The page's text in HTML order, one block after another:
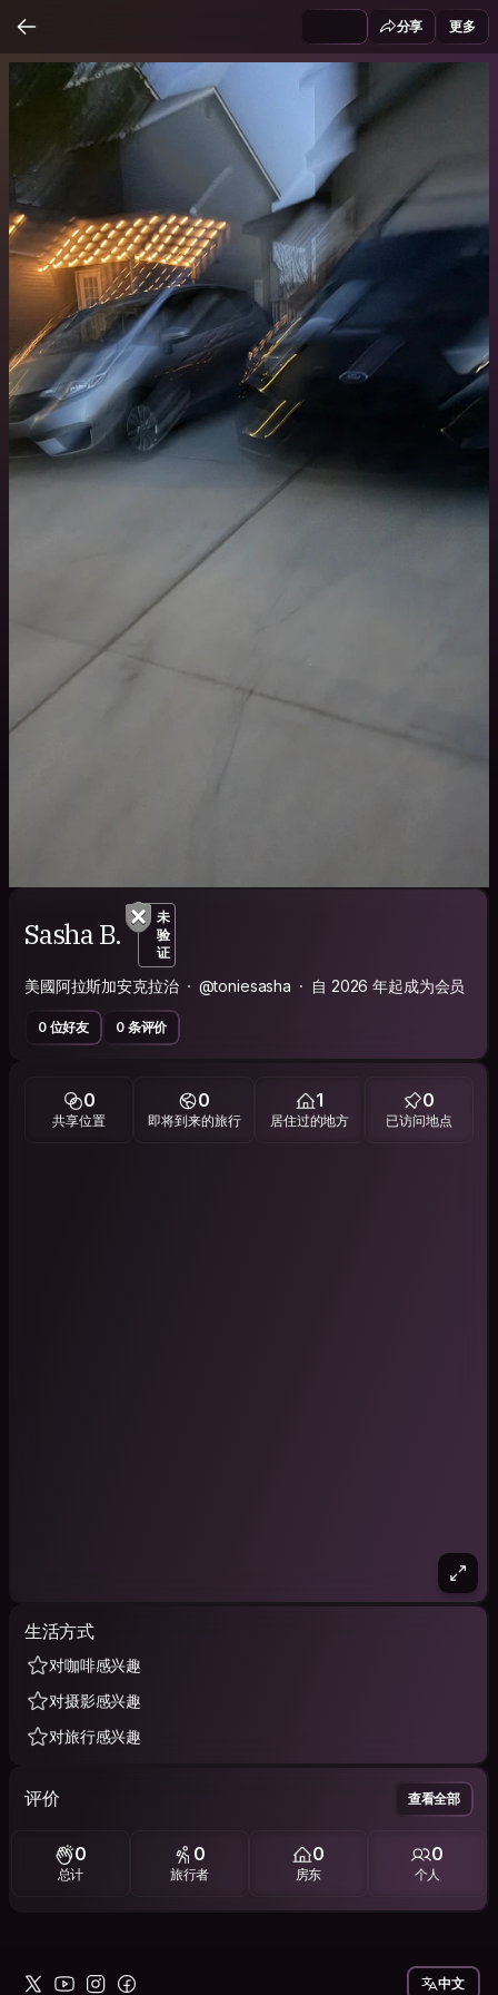
分享 更多
Sasha B.
未
验
证
美國阿拉斯加安克拉治 @toniesasha 自 2026 年起成为会员
0 位好友 0 条评价
0
共享位置
0
即将到来的旅行
1
居住过的地方
0
已访问地点
生活方式
对咖啡感兴趣
对摄影感兴趣
对旅行感兴趣
评价 查看全部
0
总计
0
旅行者
0
房东
0
个人
中文